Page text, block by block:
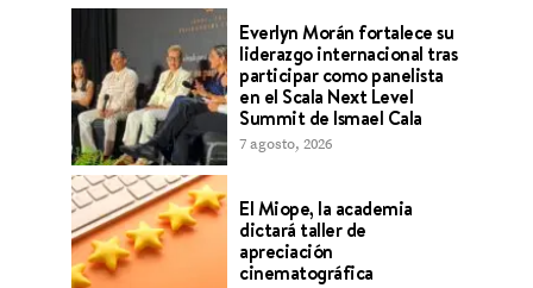
Everlyn Morán fortalece su
liderazgo internacional tras
participar como panelista
en el Scala Next Level
Summit de Ismael Cala
7 agosto, 2026
El Miope, la academia
dictará taller de
apreciación
cinematográfica